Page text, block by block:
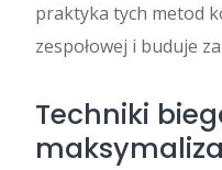
praktyka tych metod
zespołowej i buduje
Techniki